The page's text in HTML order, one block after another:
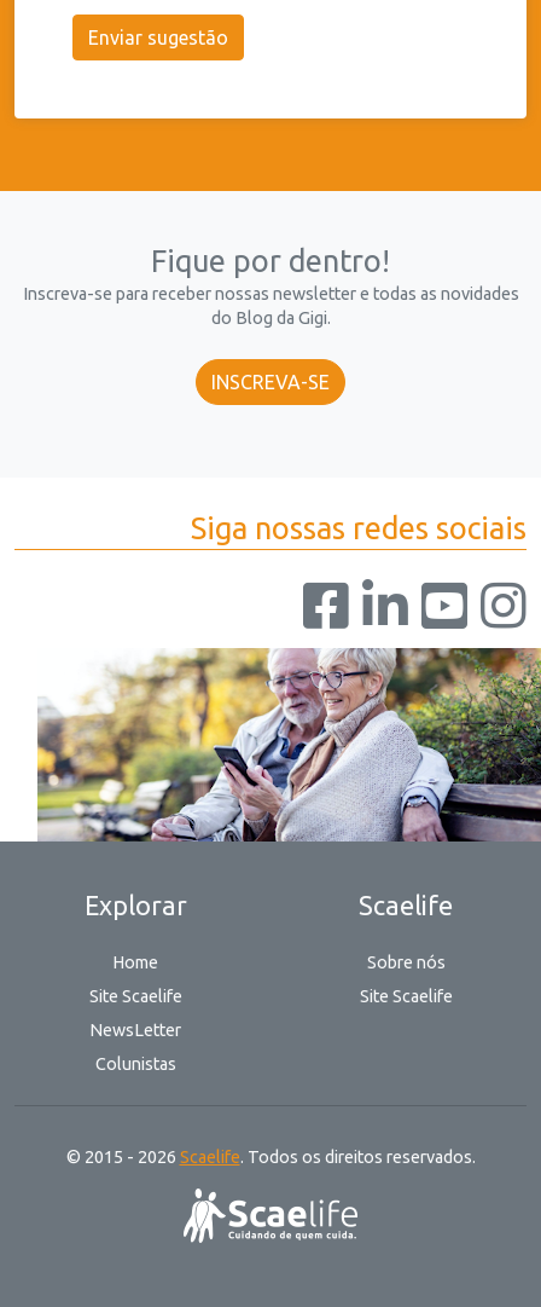
Enviar sugestão
Fique por dentro!
Inscreva-se para receber nossas newsletter e todas as novidades
do Blog da Gigi.
INSCREVA-SE
Siga nossas redes sociais
Explorar
Home
Site Scaelife
NewsLetter
Colunistas
Scaelife
Sobre nós
Site Scaelife
© 2015 - 2026 Scaelife. Todos os direitos reservados.